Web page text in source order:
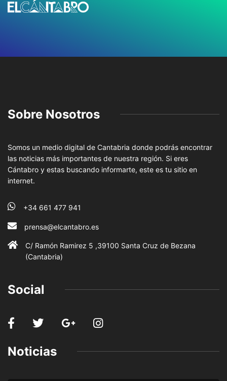
Sobre Nosotros
Somos un medio digital de Cantabria donde podrás encontrar
las noticias más importantes de nuestra región. Si eres
Cántabro y estas buscando informarte, este es tu sitio en
internet.
+34 661 477 941
prensa@elcantabro.es
C/ Ramón Ramirez 5 ,39100 Santa Cruz de Bezana
(Cantabria)
Social
Noticias